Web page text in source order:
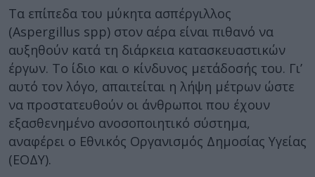
Τα επίπεδα του μύκητα ασπέργιλλος
(Aspergillus spp) στον αέρα είναι πιθανό να
αυξηθούν κατά τη διάρκεια κατασκευαστικών
έργων. Το ίδιο και ο κίνδυνος μετάδοσής του. Γι’
αυτό τον λόγο, απαιτείται η λήψη μέτρων ώστε
να προστατευθούν οι άνθρωποι που έχουν
εξασθενημένο ανοσοποιητικό σύστημα,
αναφέρει ο Εθνικός Οργανισμός Δημοσίας Υγείας
(ΕΟΔΥ).